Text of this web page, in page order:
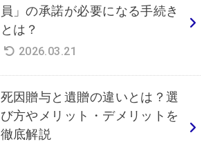
員」の承諾が必要になる手続き
とは？
2026.03.21
死因贈与と遺贈の違いとは？選
び方やメリット・デメリットを
徹底解説